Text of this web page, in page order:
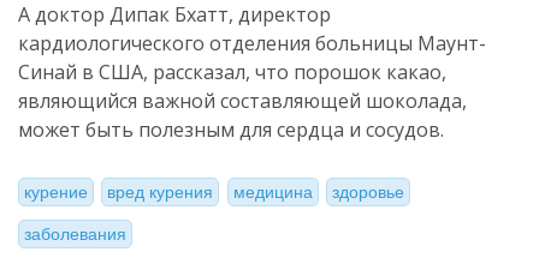
А доктор Дипак Бхатт, директор
кардиологического отделения больницы Маунт-
Синай в США, рассказал, что порошок какао,
являющийся важной составляющей шоколада,
может быть полезным для сердца и сосудов.
курение вред курения медицина здоровье
заболевания